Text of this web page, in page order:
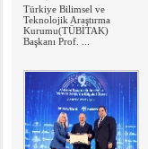
Türkiye Bilimsel ve
Teknolojik Araştırma
Kurumu(TÜBİTAK)
Başkanı Prof. ...